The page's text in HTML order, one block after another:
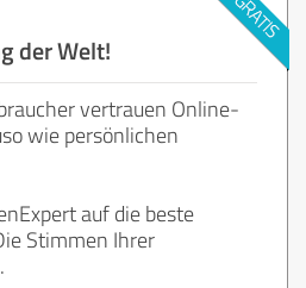
der Welt!
vertrauen Online-
wie persönlichen
auf die beste
Stimmen Ihrer